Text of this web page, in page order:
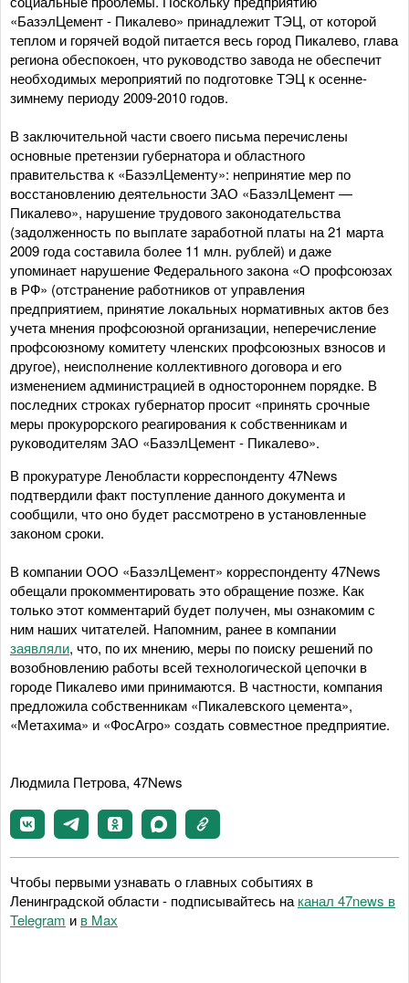
«БазэлЦемент - Пикалево» принадлежит ТЭЦ, от которой
теплом и горячей водой питается весь город Пикалево, глава
региона обеспокоен, что руководство завода не обеспечит
необходимых мероприятий по подготовке ТЭЦ к осенне-
зимнему периоду 2009-2010 годов.
В заключительной части своего письма перечислены
основные претензии губернатора и областного
правительства к «БазэлЦементу»: непринятие мер по
восстановлению деятельности ЗАО «БазэлЦемент —
Пикалево», нарушение трудового законодательства
(задолженность по выплате заработной платы на 21 марта
2009 года составила более 11 млн. рублей) и даже
упоминает нарушение Федерального закона «О профсоюзах
в РФ» (отстранение работников от управления
предприятием, принятие локальных нормативных актов без
учета мнения профсоюзной организации, неперечисление
профсоюзному комитету членских профсоюзных взносов и
другое), неисполнение коллективного договора и его
изменением администрацией в одностороннем порядке. В
последних строках губернатор просит «принять срочные
меры прокурорского реагирования к собственникам и
руководителям ЗАО «БазэлЦемент - Пикалево».
В прокуратуре Ленобласти корреспонденту 47News
подтвердили факт поступление данного документа и
сообщили, что оно будет рассмотрено в установленные
законом сроки.
В компании ООО «БазэлЦемент» корреспонденту 47News
обещали прокомментировать это обращение позже. Как
только этот комментарий будет получен, мы ознакомим с
ним наших читателей. Напомним, ранее в компании
заявляли, что, по их мнению, меры по поиску решений по
возобновлению работы всей технологической цепочки в
городе Пикалево ими принимаются. В частности, компания
предложила собственникам «Пикалевского цемента»,
«Метахима» и «ФосАгро» создать совместное предприятие.
Людмила Петрова, 47News
Чтобы первыми узнавать о главных событиях в
Ленинградской области - подписывайтесь на канал 47news в
Telegram и в Maх